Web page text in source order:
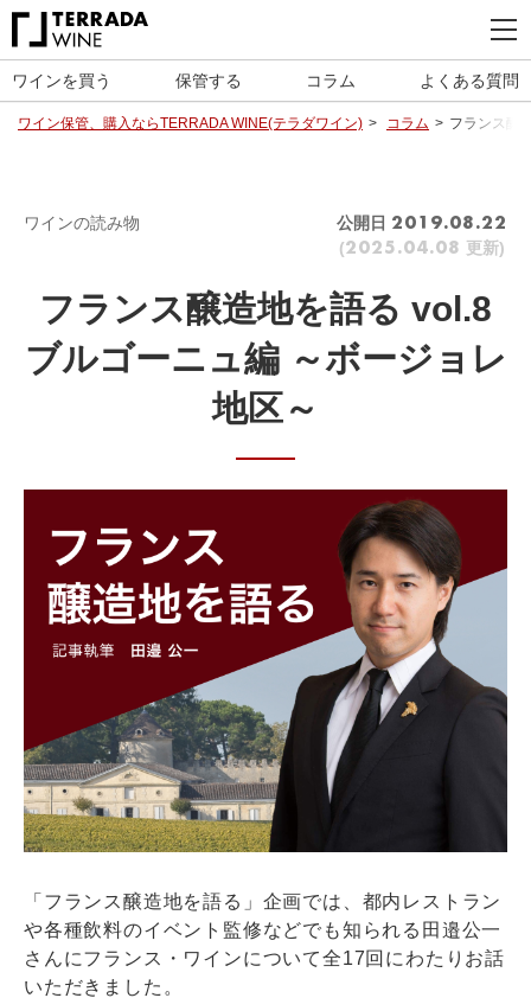
ワインを買う 保管する コラム よくある質問
ワイン保管、購入ならTERRADA WINE(テラダワイン) コラム フランス醸
ワインの読み物 公開日 2019.08.22
(2025.04.08 更新)
フランス醸造地を語る vol.8
ブルゴーニュ編 ～ボージョレ
地区～
「フランス醸造地を語る」企画では、都内レストラン
や各種飲料のイベント監修などでも知られる田邉公一
さんにフランス・ワインについて全17回にわたりお話
いただきました。